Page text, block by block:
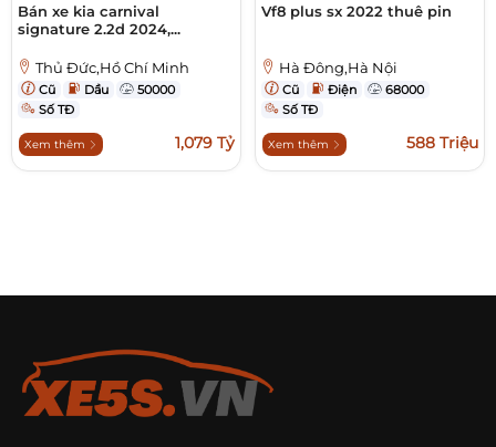
Bán xe kia carnival
signature 2.2d 2024,...
Thủ Đức,Hồ Chí Minh
Cũ Dầu
50000
Số TĐ
Xem thêm 1,079 Tỷ
Vf8 plus sx 2022 thuê pin
Hà Đông,Hà Nội
Cũ Điện
68000
Số TĐ
Xem thêm 588 Triệu